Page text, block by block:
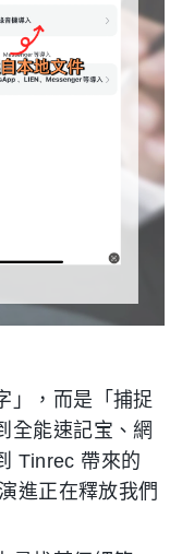
」，而是「捕捉
全能速記宝、網
Tinrec 帶來的
進正在釋放我們